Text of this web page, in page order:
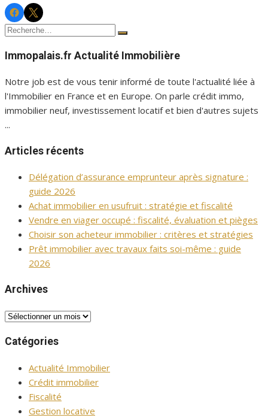
Facebook
Immopalais
Twitter
Immopalais
Recherche
Rechercher
Immopalais.fr Actualité Immobilière
Notre job est de vous tenir informé de toute l'actualité liée à
l'Immobilier en France et en Europe. On parle crédit immo,
immobilier neuf, investissement locatif et bien d'autres sujets
...
Articles récents
Délégation d’assurance emprunteur après signature :
guide 2026
Achat immobilier en usufruit : stratégie et fiscalité
Vendre en viager occupé : fiscalité, évaluation et pièges
Choisir son acheteur immobilier : critères et stratégies
Prêt immobilier avec travaux faits soi-même : guide
2026
Archives
Archives
Catégories
Actualité Immobilier
Crédit immobilier
Fiscalité
Gestion locative